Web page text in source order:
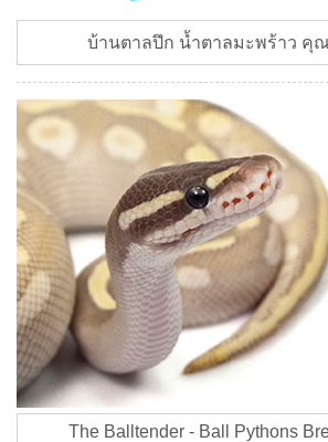
บ้านตาลปึก น้ำตาลมะพร้าว คุ
The Balltender - Ball Pythons